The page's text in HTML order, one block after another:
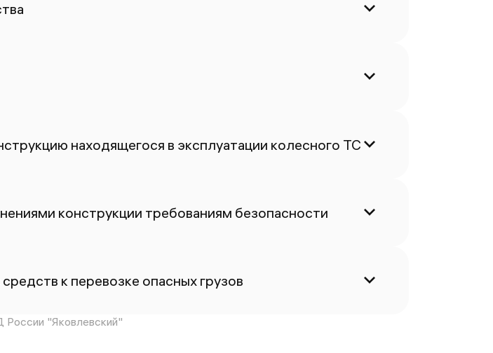
находящегося в эксплуатации колесного ТС
конструкции требованиям безопасности
к перевозке опасных грузов
"Яковлевский"